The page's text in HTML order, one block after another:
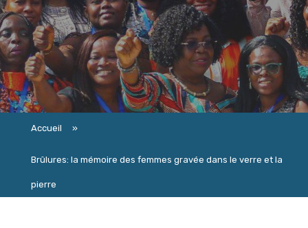
Accueil »
Brûlures: la mémoire des femmes gravée dans le verre et la
pierre